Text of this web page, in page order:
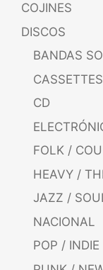
COJINES
DISCOS
BANDAS
CASSETTES
CD
FOLK /
HEAVY /
JAZZ /
NACIONAL
POP / INDIE